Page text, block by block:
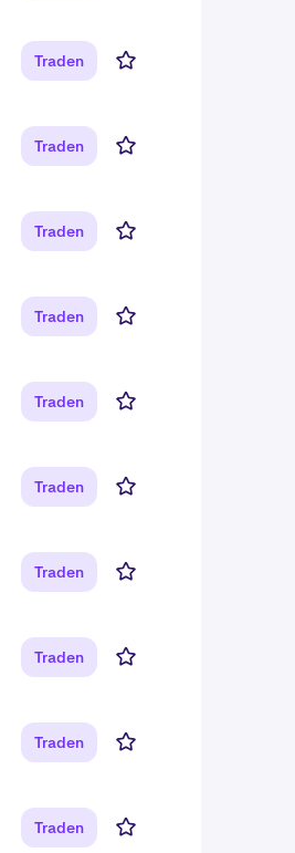
Traden
Traden
Traden
Traden
Traden
Traden
Traden
Traden
Traden
Traden